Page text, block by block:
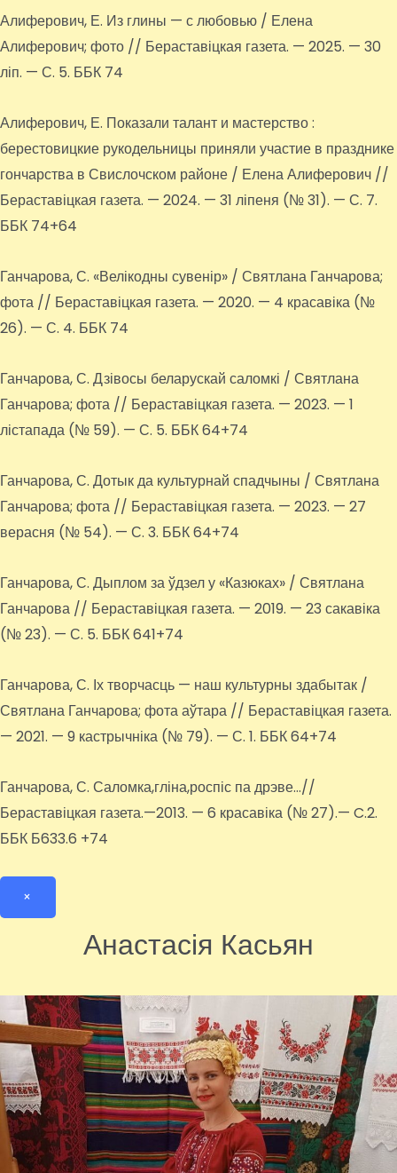
Алиферович, Е. Из глины — с любовью / Елена
Алиферович; фото // Бераставіцкая газета. — 2025. — 30
ліп. — С. 5. ББК 74
Алиферович, Е. Показали талант и мастерство :
берестовицкие рукодельницы приняли участие в празднике
гончарства в Свислочском районе / Елена Алиферович //
Бераставіцкая газета. — 2024. — 31 ліпеня (№ 31). — С. 7.
ББК 74+64
Ганчарова, С. «Велікодны сувенір» / Святлана Ганчарова;
фота // Бераставіцкая газета. — 2020. — 4 красавіка (№
26). — С. 4. ББК 74
Ганчарова, С. Дзівосы беларускай саломкі / Святлана
Ганчарова; фота // Бераставіцкая газета. — 2023. — 1
лістапада (№ 59). — С. 5. ББК 64+74
Ганчарова, С. Дотык да культурнай спадчыны / Святлана
Ганчарова; фота // Бераставіцкая газета. — 2023. — 27
верасня (№ 54). — С. 3. ББК 64+74
Ганчарова, С. Дыплом за ўдзел у «Казюках» / Святлана
Ганчарова // Бераставіцкая газета. — 2019. — 23 сакавіка
(№ 23). — С. 5. ББК 641+74
Ганчарова, С. Іх творчасць — наш культурны здабытак /
Святлана Ганчарова; фота аўтара // Бераставіцкая газета.
— 2021. — 9 кастрычніка (№ 79). — С. 1. ББК 64+74
Ганчарова, С. Саломка,гліна,роспіс па дрэве…//
Бераставіцкая газета.—2013. — 6 красавіка (№ 27).— C.2.
ББК Б633.6 +74
×
Анастасія Касьян